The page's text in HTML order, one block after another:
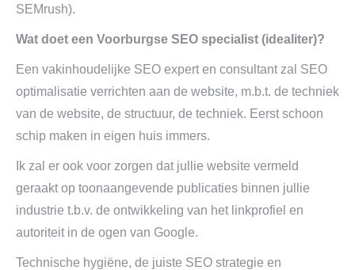
SEMrush).
Wat doet een Voorburgse SEO specialist (idealiter)?
Een vakinhoudelijke SEO expert en consultant zal SEO
optimalisatie verrichten aan de website, m.b.t. de techniek
van de website, de structuur, de techniek. Eerst schoon
schip maken in eigen huis immers.
Ik zal er ook voor zorgen dat jullie website vermeld
geraakt op toonaangevende publicaties binnen jullie
industrie t.b.v. de ontwikkeling van het linkprofiel en
autoriteit in de ogen van Google.
Technische hygiëne, de juiste SEO strategie en